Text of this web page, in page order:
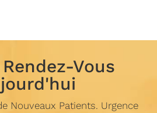
Vous
Nouveaux Patients. Urgence